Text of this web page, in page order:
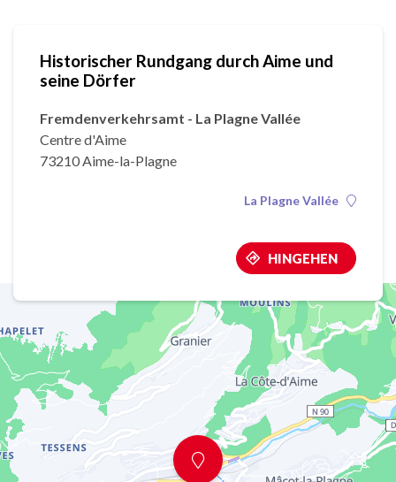
Historischer Rundgang durch Aime und
seine Dörfer
Fremdenverkehrsamt - La Plagne Vallée
Centre d'Aime
73210 Aime-la-Plagne
La Plagne Vallée
HINGEHEN